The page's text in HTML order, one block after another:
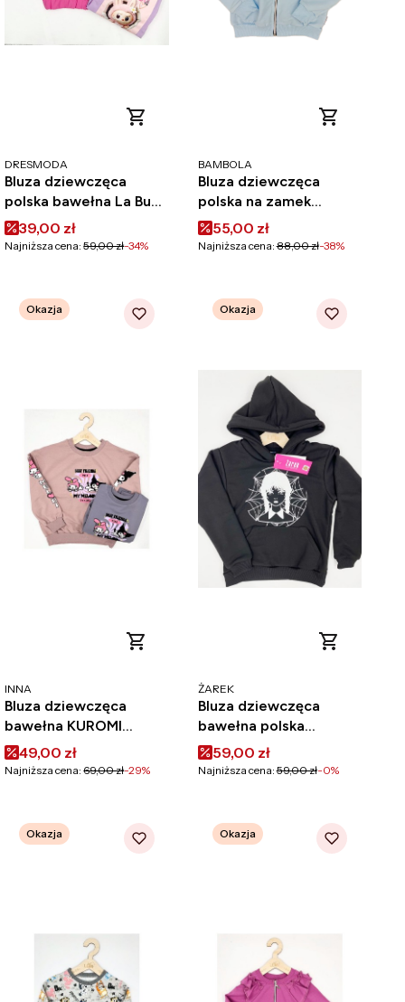
PRODUCENT
DRESMODA
Bluza dziewczęca
polska bawełna La Bubu
Dresmoda
Cena promocyjna
39,00 zł
Najniższa cena: 59,00 zł-34%
PRODUCENT
BAMBOLA
Bluza dziewczęca
polska na zamek
bawełna Bambola
bomberka niebieska
Cena promocyjna
55,00 zł
Najniższa cena:88,00 zł-38%
Okazja
PRODUCENT
INNA
Bluza dziewczęca
bawełna KUROMI
Lidmar
Cena promocyjna
49,00 zł
Najniższa cena: 69,00 zł-29%
Okazja
PRODUCENT
ŻAREK
Bluza dziewczęca
bawełna polska
Wednesday
Cena promocyjna
59,00 zł
Najniższa cena:59,00 zł-0%
Okazja Okazja